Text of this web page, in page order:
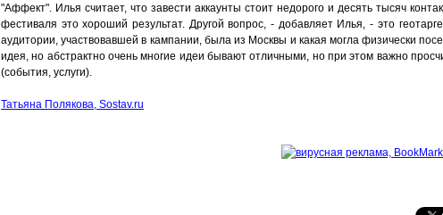
"Аффект". Илья считает, что завести аккаунты стоит недорого и десять тысяч
фестиваля это хороший результат. Другой вопрос, - добавляет Илья, - это
аудитории, участвовавшей в кампании, была из Москвы и какая могла физически
идея, но абстрактно очень многие идеи бывают отличными, но при этом важно
(события, услуги).
Татьяна Полякова, Sostav.ru